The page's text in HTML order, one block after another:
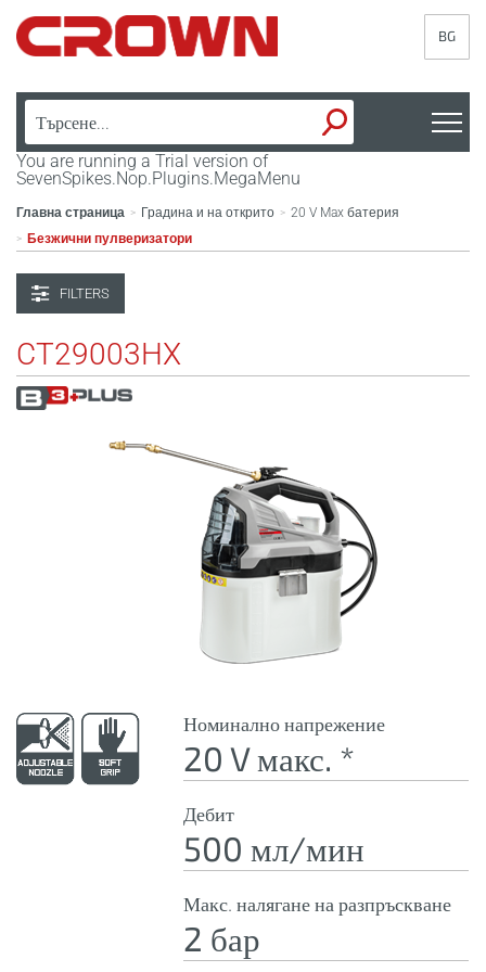
BG
You are running a Trial version of
SevenSpikes.Nop.Plugins.MegaMenu
Главна страница > Градина и на открито > 20 V Max батерия
> Безжични пулверизатори
FILTERS
CT29003HX
Номинално напрежение
20 V макс. *
Дебит
500 мл/мин
Макс. налягане на разпръскване
2 бар